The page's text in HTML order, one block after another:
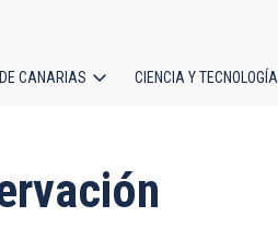
CANARIAS CIENCIA Y TECNOLOGÍA